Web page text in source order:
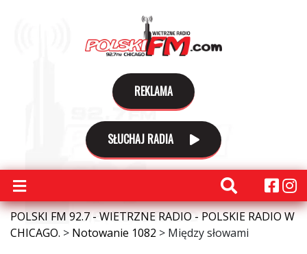
REKLAMA
SŁUCHAJ RADIA
POLSKI FM 92.7 - WIETRZNE RADIO - POLSKIE RADIO W
CHICAGO. > Notowanie 1082 > Między słowami